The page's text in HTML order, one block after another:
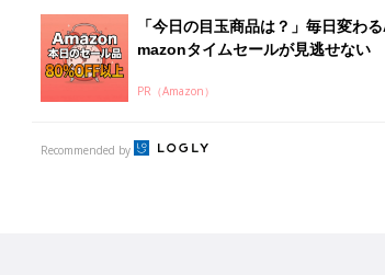
授乳の悩みや初めての離乳食作りに役立つ
子育てとお金
妊娠・出産・育児にかかる費用やもらえる補助
金・助成金を解説